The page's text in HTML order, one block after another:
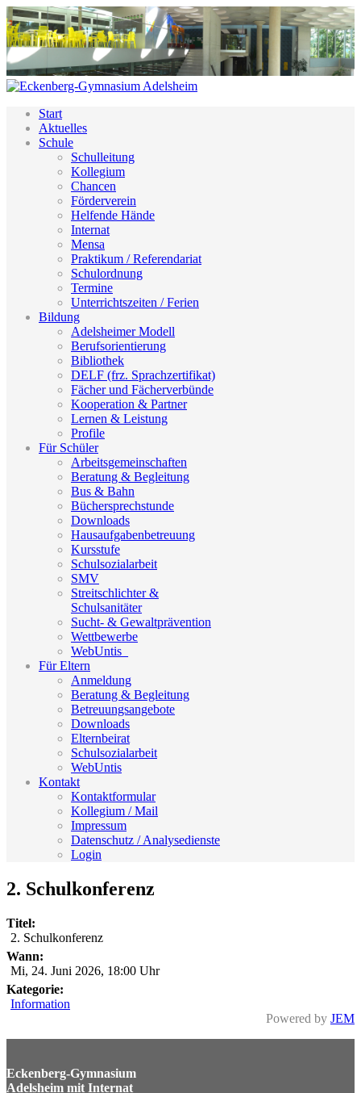
Start
Aktuelles
Schule
Schulleitung
Kollegium
Chancen
Förderverein
Helfende Hände
Internat
Mensa
Praktikum / Referendariat
Schulordnung
Termine
Unterrichtszeiten / Ferien
Bildung
Adelsheimer Modell
Berufsorientierung
Bibliothek
DELF (frz. Sprachzertifikat)
Fächer und Fächerverbünde
Kooperation & Partner
Lernen & Leistung
Profile
Für Schüler
Arbeitsgemeinschaften
Beratung & Begleitung
Bus & Bahn
Büchersprechstunde
Downloads
Hausaufgabenbetreuung
Kursstufe
Schulsozialarbeit
SMV
Streitschlichter &
Schulsanitäter
Sucht- & Gewaltprävention
Wettbewerbe
WebUntis_
Für Eltern
Anmeldung
Beratung & Begleitung
Betreuungsangebote
Downloads
Elternbeirat
Schulsozialarbeit
WebUntis
Kontakt
Kontaktformular
Kollegium / Mail
Impressum
Datenschutz / Analysedienste
Login
2. Schulkonferenz
Titel:
2. Schulkonferenz
Wann:
Mi, 24. Juni 2026, 18:00 Uhr
Kategorie:
Information
Powered by JEM
Eckenberg-Gymnasium
Adelsheim mit Internat